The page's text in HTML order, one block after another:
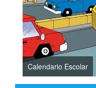
Calendario Escolar